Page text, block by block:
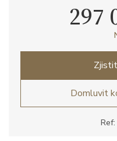
297
Domluvit